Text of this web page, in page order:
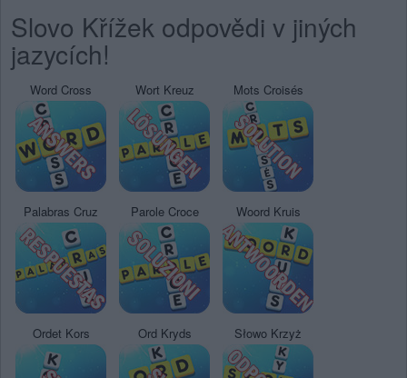
Slovo Křížek odpovědi v jiných
jazycích!
Word Cross Wort Kreuz Mots Croisés
Palabras Cruz Parole Croce Woord Kruis
Ordet Kors Ord Kryds Słowo Krzyż